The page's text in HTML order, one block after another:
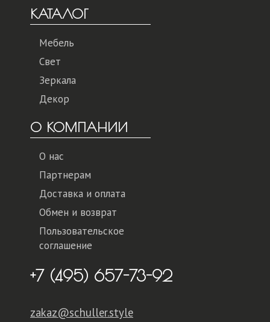
КАТАЛОГ
Мебель
Свет
Зеркала
Декор
О КОМПАНИИ
О нас
Партнерам
Доставка и оплата
Обмен и возврат
Пользовательское
соглашение
+7 (495) 657-73-92
zakaz@schuller.style